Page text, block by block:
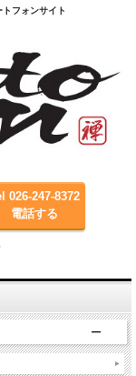
フォンサイト
026-247-8372
電話する